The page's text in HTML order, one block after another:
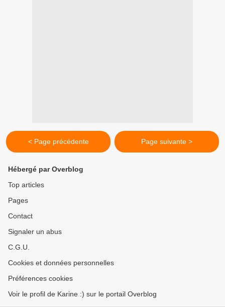
< Page précédente Page suivante >
Hébergé par Overblog
Top articles
Pages
Contact
Signaler un abus
C.G.U.
Cookies et données personnelles
Préférences cookies
Voir le profil de Karine :) sur le portail Overblog